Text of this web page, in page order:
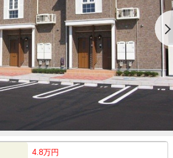
4.8万円